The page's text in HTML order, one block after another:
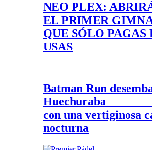
NEO PLEX:
EL PRIMER
QUE SÓLO PAGAS
USAS
Batman Run
con una vertiginosa
nocturna